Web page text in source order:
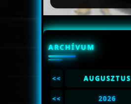
ARCHÍVUM
<< AUGUSZTUS
<< 2026